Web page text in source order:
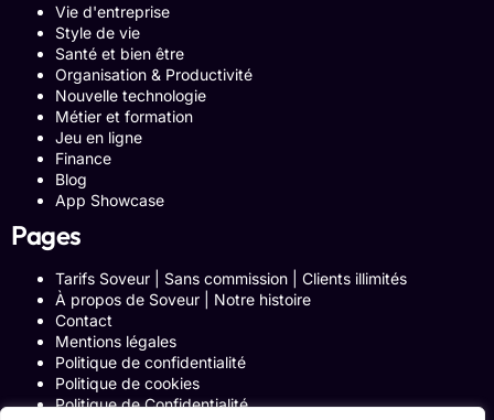
Vie d'entreprise
Style de vie
Santé et bien être
Organisation & Productivité
Nouvelle technologie
Métier et formation
Jeu en ligne
Finance
Blog
App Showcase
Pages
Tarifs Soveur | Sans commission | Clients illimités
À propos de Soveur | Notre histoire
Contact
Mentions légales
Politique de confidentialité
Politique de cookies
Politique de Confidentialité